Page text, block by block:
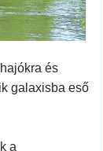
és
galaxisba eső
a